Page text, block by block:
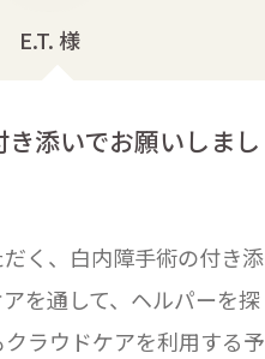
E.T. 様
添いでお願いしまし
く、白内障手術の付き添
を通して、ヘルパーを探
ラウドケアを利用する予